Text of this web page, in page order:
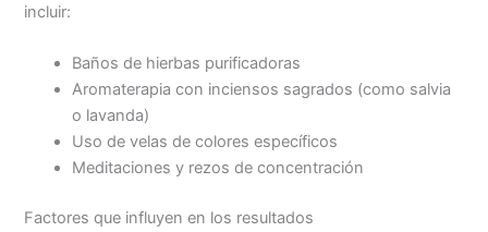
incluir:
Baños de hierbas purificadoras
Aromaterapia con inciensos sagrados (como salvia
o lavanda)
Uso de velas de colores específicos
Meditaciones y rezos de concentración
Factores que influyen en los resultados